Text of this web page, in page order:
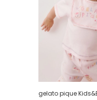
gelato pique